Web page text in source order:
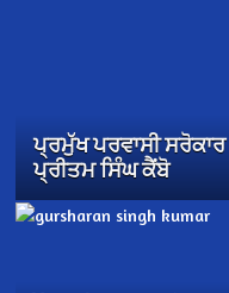
ਪ੍ਰਮੁੱਖ ਪਰਵਾਸੀ ਸਰੋਕਾਰ
ਪ੍ਰੀਤਮ ਸਿੰਘ ਕੈਂਬੋ